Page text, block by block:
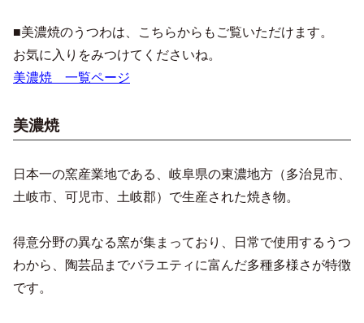
■美濃焼のうつわは、こちらからもご覧いただけます。
お気に入りをみつけてくださいね。
美濃焼 一覧ページ
美濃焼
日本一の窯産業地である、岐阜県の東濃地方（多治見市、
土岐市、可児市、土岐郡）で生産された焼き物。
得意分野の異なる窯が集まっており、日常で使用するうつ
わから、陶芸品までバラエティに富んだ多種多様さが特徴
です。